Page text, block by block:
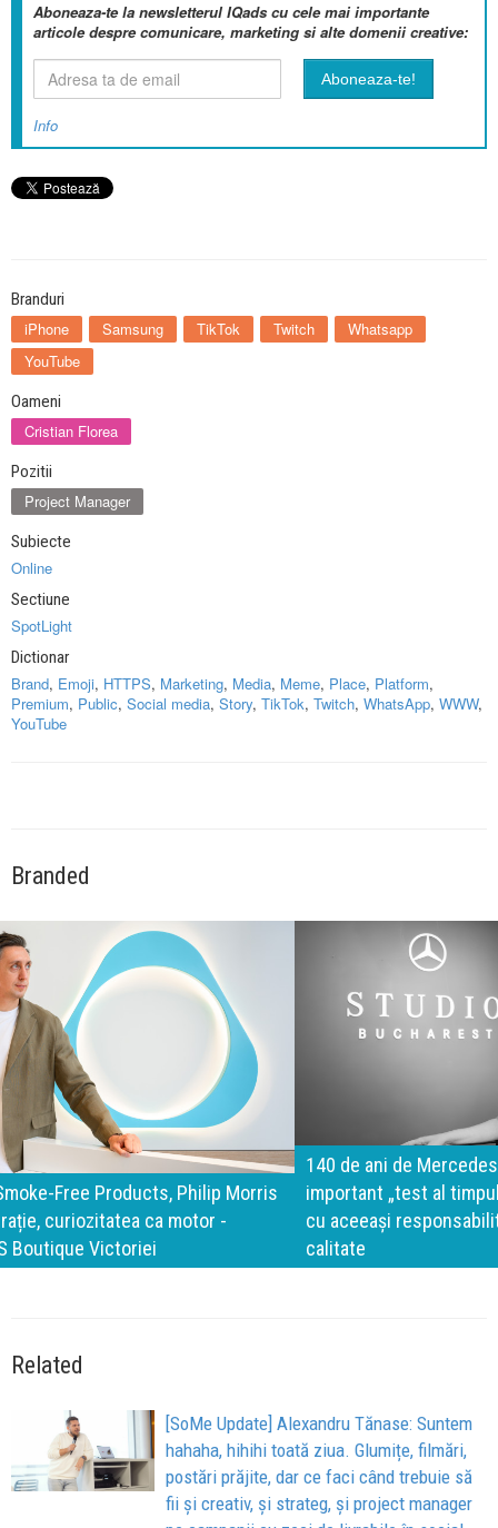
Aboneaza-te la newsletterul IQads cu cele mai importante
articole despre comunicare, marketing si alte domenii creative:
Info
Branduri
iPhone Samsung TikTok Twitch
Whatsapp
YouTube
Oameni
Cristian Florea
Pozitii
Project Manager
Subiecte
Online
Sectiune
SpotLight
Dictionar
Brand, Emoji, HTTPS, Marketing, Media, Meme, Place, Platform,
Premium, Public, Social media, Story, TikTok, Twitch, WhatsApp, WWW,
YouTube
Branded
140 de ani de Mercedes-Benz. Ramona Pîrlog: Cel mai
important „test al timpului” este să inovăm constant, dar
cu aceeași responsabilitate față de oameni, siguranță și
calitate
Related
[SoMe Update] Alexandru Tănase: Suntem
hahaha, hihihi toată ziua. Glumițe, filmări,
postări prăjite, dar ce faci când trebuie să
fii și creativ, și strateg, și project manager